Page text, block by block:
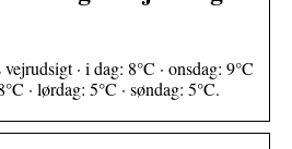
· i dag: 8°C · onsdag: 9°C
· lørdag: 5°C · søndag: 5°C.